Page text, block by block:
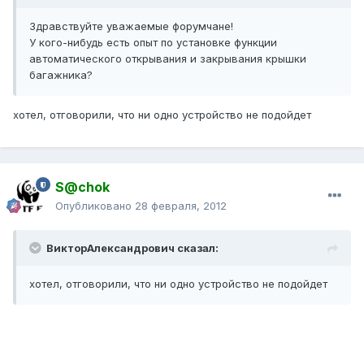
Здравствуйте уважаемые форумчане!
У кого-нибудь есть опыт по установке функции
автоматического открывания и закрывания крышки
багажника?
хотел, отговорили, что ни одно устройство не подойдет
S@chok
Опубликовано 28 февраля, 2012
ВикторАлександрович сказал:
хотел, отговорили, что ни одно устройство не подойдет